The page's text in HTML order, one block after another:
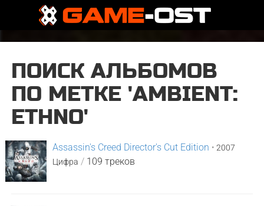
ПОИСК АЛЬБОМОВ
ПО МЕТКЕ 'AMBIENT:
ETHNO'
Assassin's Creed Director's Cut Edition • 2007
Цифра / 109 треков